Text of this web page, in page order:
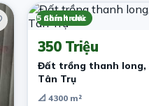
Chính chủ
5 năm trước
350 Triệu
Đất trồng thanh long,
Tân Trụ
📐 4300 m²